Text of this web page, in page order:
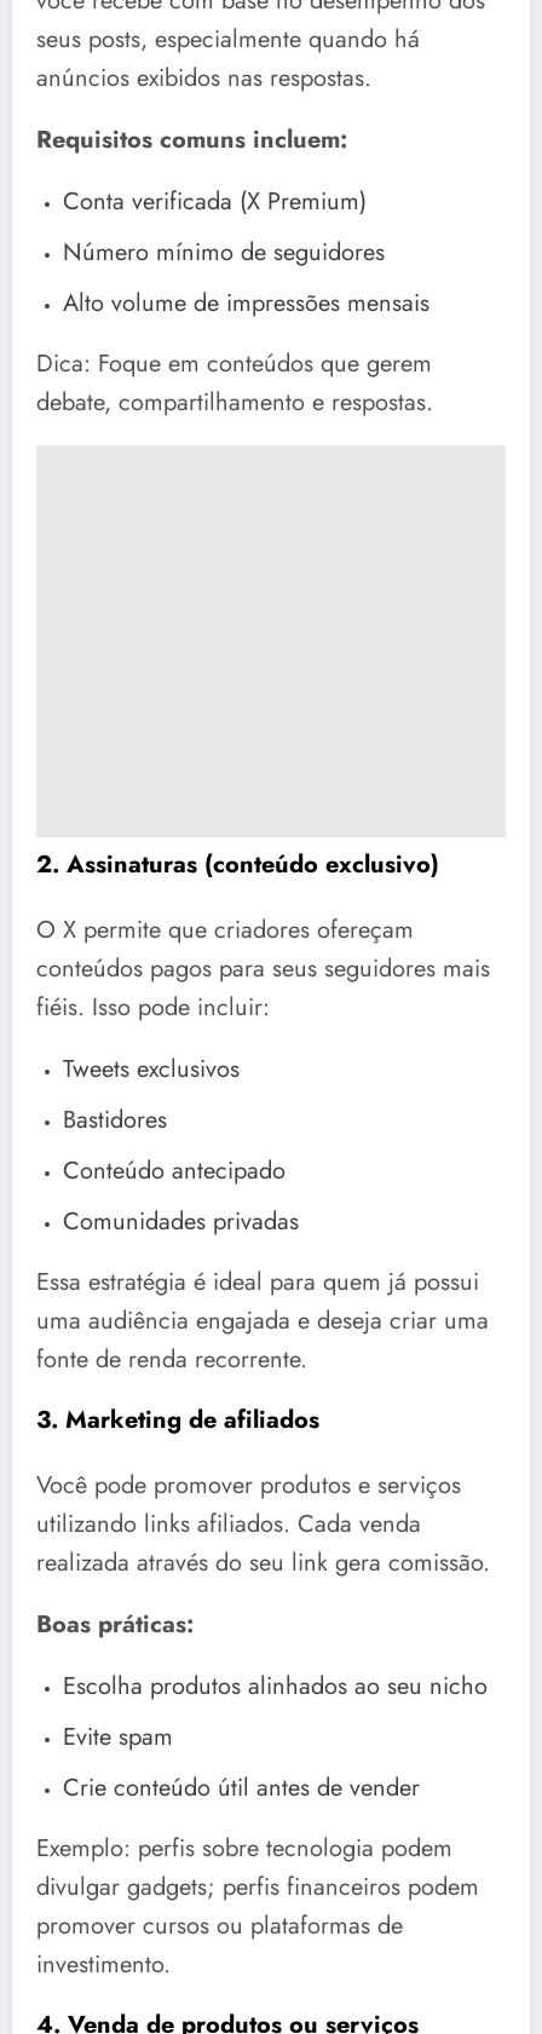
seus posts, especialmente quando há
anúncios exibidos nas respostas.
Requisitos comuns incluem:
Conta verificada (X Premium)
Número mínimo de seguidores
Alto volume de impressões mensais
Dica: Foque em conteúdos que gerem
debate, compartilhamento e respostas.
2. Assinaturas (conteúdo exclusivo)
O X permite que criadores ofereçam
conteúdos pagos para seus seguidores mais
fiéis. Isso pode incluir:
Tweets exclusivos
Bastidores
Conteúdo antecipado
Comunidades privadas
Essa estratégia é ideal para quem já possui
uma audiência engajada e deseja criar uma
fonte de renda recorrente.
3. Marketing de afiliados
Você pode promover produtos e serviços
utilizando links afiliados. Cada venda
realizada através do seu link gera comissão.
Boas práticas:
Escolha produtos alinhados ao seu nicho
Evite spam
Crie conteúdo útil antes de vender
Exemplo: perfis sobre tecnologia podem
divulgar gadgets; perfis financeiros podem
promover cursos ou plataformas de
investimento.
4. Venda de produtos ou serviços